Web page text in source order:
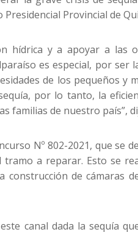
Provincial de
hídrica y a apoyar a las
es especial, por
de los pequeños
por lo tanto, la
de nuestro país”,
Nº 802-2021, que se
a reparar. Esto se
de cámaras
canal dada la sequía